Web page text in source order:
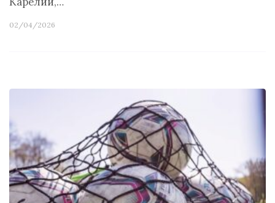
02/04/2026